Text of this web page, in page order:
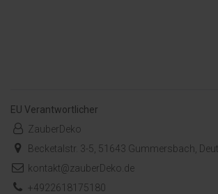
EU Verantwortlicher
ZauberDeko
Becketalstr. 3-5, 51643 Gummersbach,
kontakt@zauberDeko.de
+4922618175180